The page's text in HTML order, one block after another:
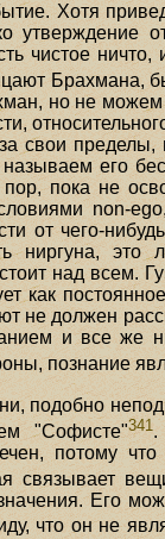
Хотя
утверждение
чистое ничто,
Брахмана,
но не можем
свои
его
пока не
non-
от чего-
ниргуна,
над всем.
как
должен
и все же
познание
подобно
"Софисте"341.
потому
связывает
Его
что он не